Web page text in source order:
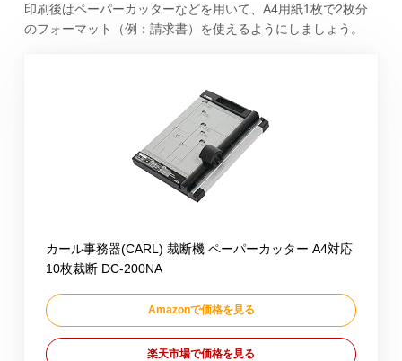
印刷後はペーパーカッターなどを用いて、A4用紙1枚で2枚分
のフォーマット（例：請求書）を使えるようにしましょう。
カール事務器(CARL) 裁断機 ペーパーカッター A4対応
10枚裁断 DC-200NA
Amazonで価格を見る
楽天市場で価格を見る